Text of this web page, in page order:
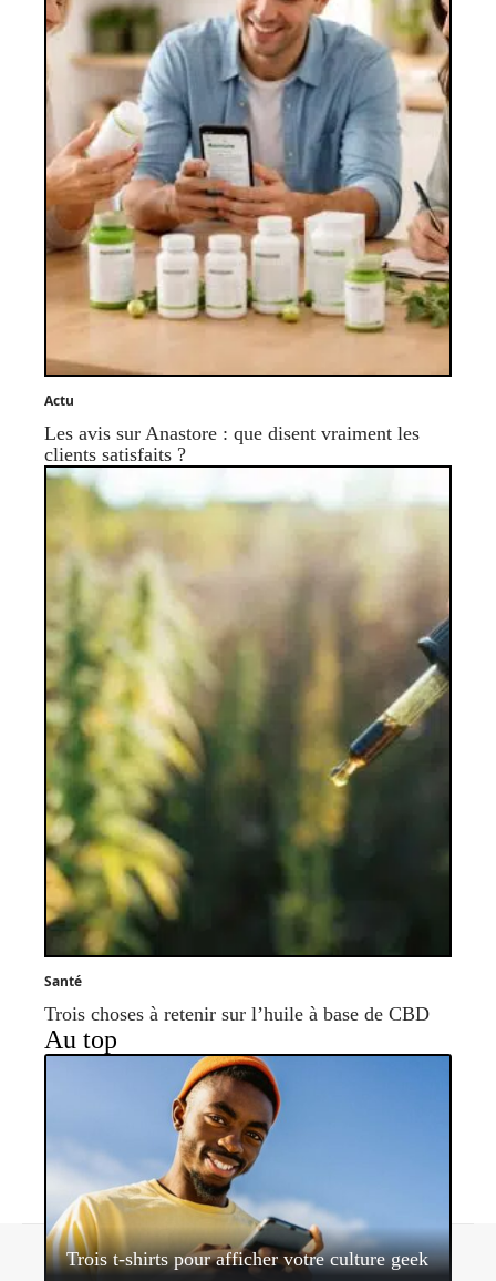
Actu
Les avis sur Anastore : que disent vraiment les
clients satisfaits ?
Santé
Trois choses à retenir sur l’huile à base de CBD
Au top
Trois t-shirts pour afficher votre culture geek
Contact Mentions légales Sitemap